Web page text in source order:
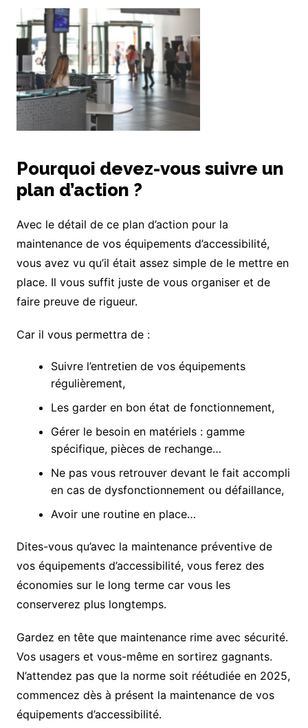
Pourquoi devez-vous suivre un
plan d’action ?
Avec le détail de ce plan d’action pour la
maintenance de vos équipements d’accessibilité,
vous avez vu qu’il était assez simple de le mettre en
place. Il vous suffit juste de vous organiser et de
faire preuve de rigueur.
Car il vous permettra de :
Suivre l’entretien de vos équipements
régulièrement,
Les garder en bon état de fonctionnement,
Gérer le besoin en matériels : gamme
spécifique, pièces de rechange…
Ne pas vous retrouver devant le fait accompli
en cas de dysfonctionnement ou défaillance,
Avoir une routine en place…
Dites-vous qu’avec la maintenance préventive de
vos équipements d’accessibilité, vous ferez des
économies sur le long terme car vous les
conserverez plus longtemps.
Gardez en tête que maintenance rime avec sécurité.
Vos usagers et vous-même en sortirez gagnants.
N’attendez pas que la norme soit réétudiée en 2025,
commencez dès à présent la maintenance de vos
équipements d’accessibilité.